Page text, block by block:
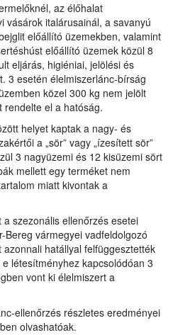
az élőhalat
vásárok italárusainál, a savanyú
előállító üzemekben, valamint
előállító üzemek közül 8
eljárás, higiéniai, jelölési és
3 esetén élelmiszerlánc-bírság
közel 300 kg nem jelölt
el a hatóság.
helyet kaptak a nagy- és
a „sör” vagy „ízesített sör”
3 nagyüzemi és 12 kisüzemi sört
mellett egy terméket nem
miatt kivontak a
szezonális ellenőrzés esetei
Bereg vármegyei vadfeldolgozó
hatállyal felfüggesztették
létesítményhez kapcsolódóan 3
vont ki élelmiszert a
ellenőrzés részletes eredményei
olvashatóak.